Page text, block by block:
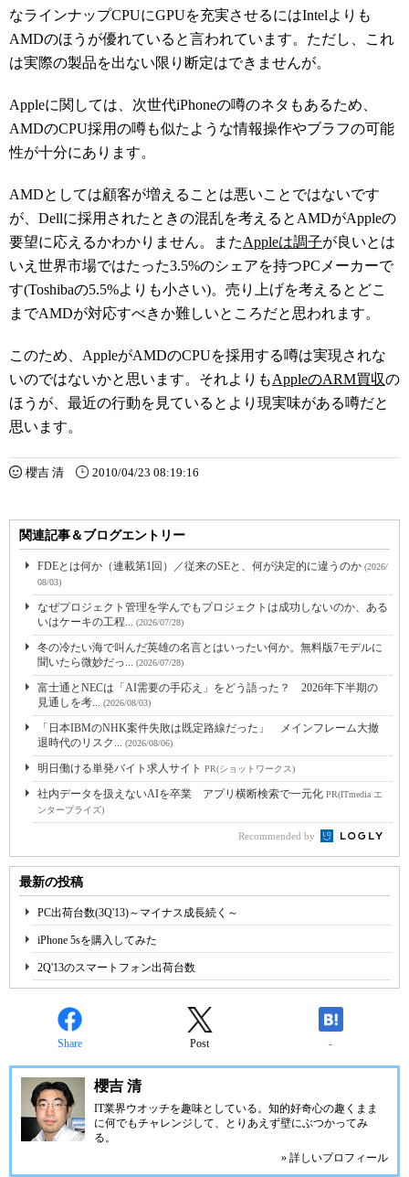
なラインナップCPUにGPUを充実させるにはIntelよりも
AMDのほうが優れていると言われています。ただし、これ
は実際の製品を出ない限り断定はできませんが。
Appleに関しては、次世代iPhoneの噂のネタもあるため、
AMDのCPU採用の噂も似たような情報操作やブラフの可能
性が十分にあります。
AMDとしては顧客が増えることは悪いことではないです
が、Dellに採用されたときの混乱を考えるとAMDがAppleの
要望に応えるかわかりません。またAppleは調子が良いとは
いえ世界市場ではたった3.5%のシェアを持つPCメーカーで
す(Toshibaの5.5%よりも小さい)。売り上げを考えるとどこ
までAMDが対応すべきか難しいところだと思われます。
このため、AppleがAMDのCPUを採用する噂は実現されな
いのではないかと思います。それよりもAppleのARM買収の
ほうが、最近の行動を見ているとより現実味がある噂だと
思います。
櫻吉 清 2010/04/23 08:19:16
関連記事＆ブログエントリー
FDEとは何か（連載第1回）／従来のSEと、何が決定的に違うのか (2026/
08/03)
なぜプロジェクト管理を学んでもプロジェクトは成功しないのか、ある
いはケーキの工程... (2026/07/28)
冬の冷たい海で叫んだ英雄の名言とはいったい何か。無料版7モデルに
聞いたら微妙だっ... (2026/07/28)
富士通とNECは「AI需要の手応え」をどう語った？ 2026年下半期の
見通しを考... (2026/08/03)
「日本IBMのNHK案件失敗は既定路線だった」 メインフレーム大撤
退時代のリスク... (2026/08/06)
明日働ける単発バイト求人サイト PR(ショットワークス)
社内データを扱えないAIを卒業 アプリ横断検索で一元化 PR(ITmedia エ
ンタープライズ)
Recommended by
最新の投稿
PC出荷台数(3Q'13)～マイナス成長続く～
iPhone 5sを購入してみた
2Q'13のスマートフォン出荷台数
Share Post -
櫻吉 清
IT業界ウオッチを趣味としている。知的好奇心の趣くまま
に何でもチャレンジして、とりあえず壁にぶつかってみ
る。
» 詳しいプロフィール